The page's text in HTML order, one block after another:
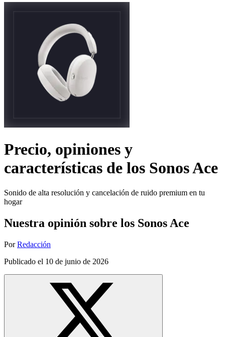
Precio, opiniones y
características de los Sonos Ace
Sonido de alta resolución y cancelación de ruido premium en tu
hogar
Nuestra opinión sobre los Sonos Ace
Por Redacción
Publicado el 10 de junio de 2026